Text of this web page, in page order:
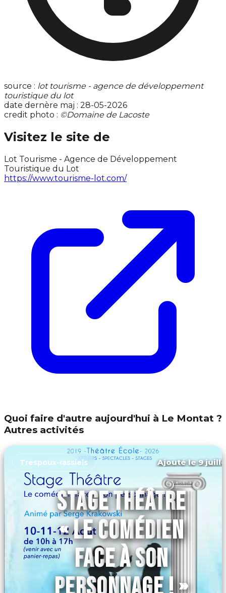
source : lot tourisme - agence de développement
touristique du lot
date dernère maj : 28-05-2026
credit photo : ©Domaine de Lacoste
Visitez le site de
Lot Tourisme - Agence de Développement
Touristique du Lot
https://www.tourisme-lot.com/
Quoi faire d'autre aujourd'hui à Le Montat ?
Autres activités
Trespoux-rassiels Ajouté le 9
STAGE THÉÂTRE
« LE COMÉDIEN
FACE À SON